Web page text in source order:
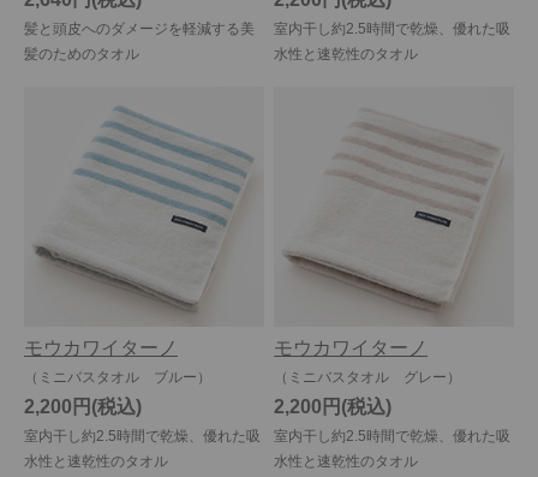
髪と頭皮へのダメージを軽減する美
髪のためのタオル
室内干し約2.5時間で乾燥、優れた吸
水性と速乾性のタオル
モウカワイターノ
（ミニバスタオル ブルー）
室内干し約2.5時間で乾燥、優れた吸
水性と速乾性のタオル
2,200円
モウカワイターノ
（ミニバスタオル グレー）
室内干し約2.5時間で乾燥、優れた吸
水性と速乾性のタオル
2,200円